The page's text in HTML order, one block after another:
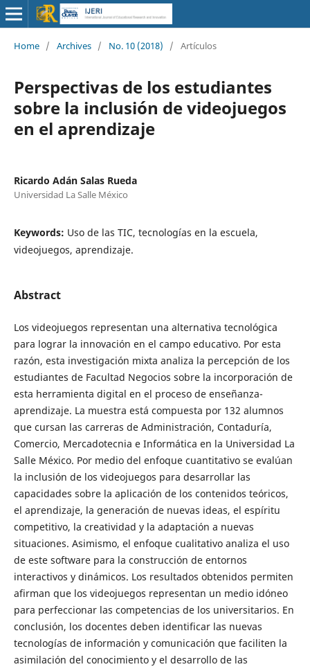
Home / Archives / No. 10 (2018) / Artículos
Perspectivas de los estudiantes
sobre la inclusión de videojuegos
en el aprendizaje
Ricardo Adán Salas Rueda
Universidad La Salle México
Keywords: Uso de las TIC, tecnologías en la escuela,
videojuegos, aprendizaje.
Abstract
Los videojuegos representan una alternativa tecnológica
para lograr la innovación en el campo educativo. Por esta
razón, esta investigación mixta analiza la percepción de los
estudiantes de Facultad Negocios sobre la incorporación de
esta herramienta digital en el proceso de enseñanza-
aprendizaje. La muestra está compuesta por 132 alumnos
que cursan las carreras de Administración, Contaduría,
Comercio, Mercadotecnia e Informática en la Universidad La
Salle México. Por medio del enfoque cuantitativo se evalúan
la inclusión de los videojuegos para desarrollar las
capacidades sobre la aplicación de los contenidos teóricos,
el aprendizaje, la generación de nuevas ideas, el espíritu
competitivo, la creatividad y la adaptación a nuevas
situaciones. Asimismo, el enfoque cualitativo analiza el uso
de este software para la construcción de entornos
interactivos y dinámicos. Los resultados obtenidos permiten
afirman que los videojuegos representan un medio idóneo
para perfeccionar las competencias de los universitarios. En
conclusión, los docentes deben identificar las nuevas
tecnologías de información y comunicación que faciliten la
asimilación del conocimiento y el desarrollo de las